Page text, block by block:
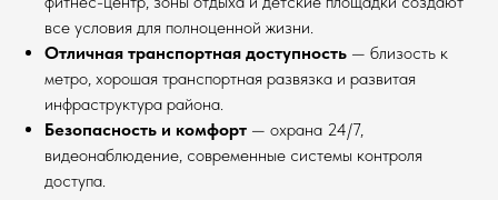
все условия для полноценной жизни.
Отличная транспортная доступность — близость к
метро, хорошая транспортная развязка и развитая
инфраструктура района.
Безопасность и комфорт — охрана 24/7,
видеонаблюдение, современные системы контроля
доступа.